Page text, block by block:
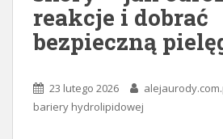
reakcje i dobrać
bezpieczną
23 lutego 2026
bariery hydrolipidowej